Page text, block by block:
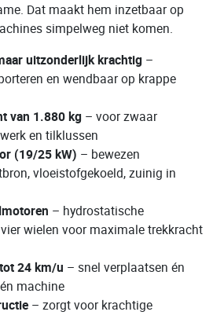
Dat maakt hem inzetbaar op
simpelweg niet komen.
uitzonderlijk krachtig –
en wendbaar op krappe
van 1.880 kg – voor zwaar
en tilklussen
(19/25 kW) – bewezen
vloeistofgekoeld, zuinig in
– hydrostatische
wielen voor maximale trekkracht
24 km/u – snel verplaatsen én
machine
– zorgt voor krachtige